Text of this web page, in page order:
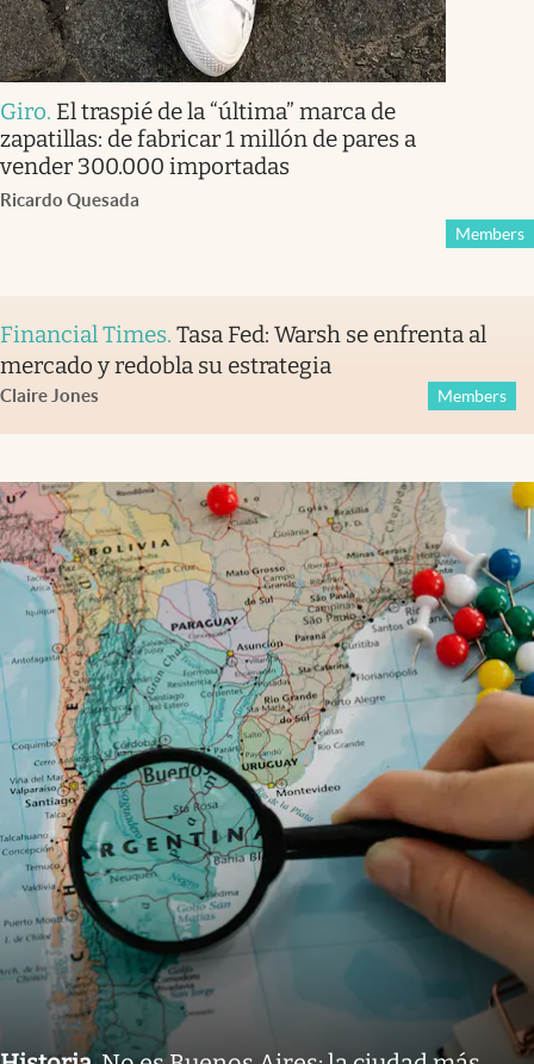
Giro. El traspié de la “última” marca de
zapatillas: de fabricar 1 millón de pares a
vender 300.000 importadas
Ricardo Quesada
Members
Financial Times. Tasa Fed: Warsh se enfrenta al
mercado y redobla su estrategia
Claire Jones Members